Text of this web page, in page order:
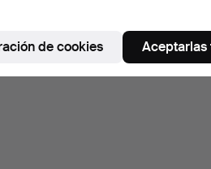
de cookies Aceptarlas